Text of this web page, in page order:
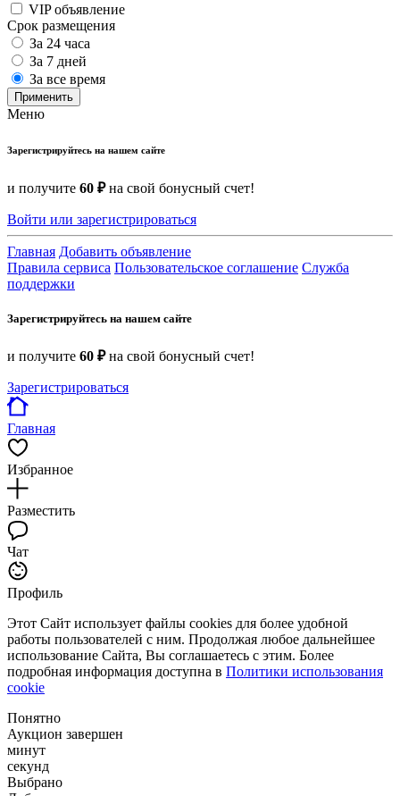
VIP объявление
Срок размещения
За 24 часа
За 7 дней
За все время
Применить
Меню
Зарегистрируйтесь на нашем сайте
и получите 60 ₽на свой бонусный счет!
Войти или зарегистрироваться
Главная Добавить объявление
Правила сервиса Пользовательское соглашение Служба
поддержки
Зарегистрируйтесь на нашем сайте
и получите 60 ₽на свой бонусный счет!
Зарегистрироваться
Главная
Избранное
Разместить
Чат
Профиль
Этот Сайт использует файлы cookies для более удобной
работы пользователей с ним. Продолжая любое дальнейшее
использование Сайта, Вы соглашаетесь с этим. Более
подробная информация доступна в Политики использования
cookie
Понятно
Аукцион завершен
минут
секунд
Выбрано